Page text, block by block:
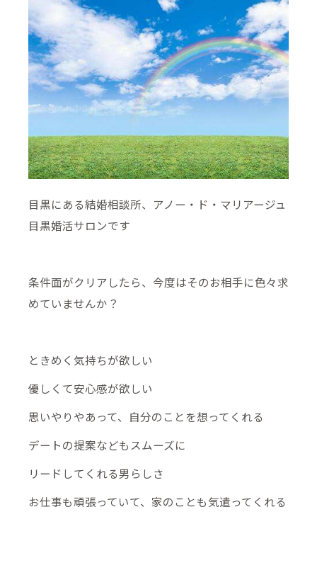
目黒にある結婚相談所、アノー・ド・マリアージュ
目黒婚活サロンです
条件面がクリアしたら、今度はそのお相手に色々求
めていませんか？
ときめく気持ちが欲しい
優しくて安心感が欲しい
思いやりやあって、自分のことを想ってくれる
デートの提案などもスムーズに
リードしてくれる男らしさ
お仕事も頑張っていて、家のことも気遣ってくれる